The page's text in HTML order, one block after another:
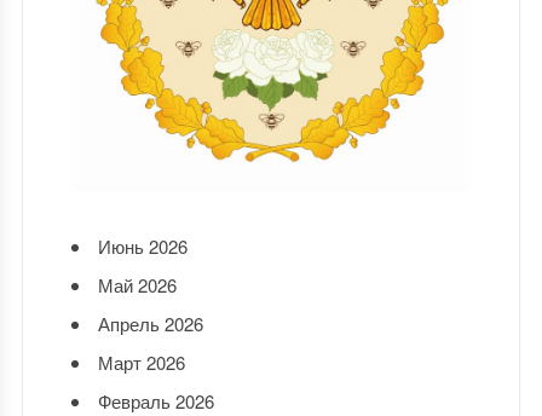
Июнь 2026
Май 2026
Апрель 2026
Март 2026
Февраль 2026